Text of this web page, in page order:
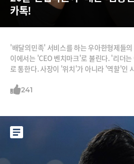
카톡!
'배달의민족' 서비스를 하는 우아한형제들
이에서는 'CEO 벤치마크'로 불린다. '리더
로 통한다. 사장이 '위치'가 아니라 '역할'인
보장하지만 성과도 칼같이 챙긴다. 재미있게
241